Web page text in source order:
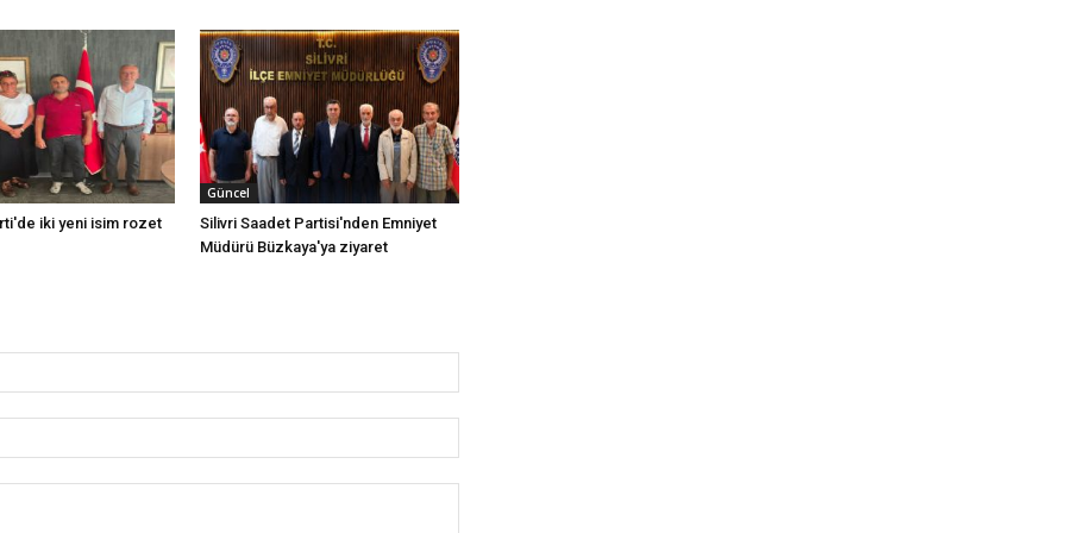
iki yeni isim rozet
Güncel
Silivri Saadet Partisi'nden Emniyet
Müdürü Büzkaya'ya ziyaret